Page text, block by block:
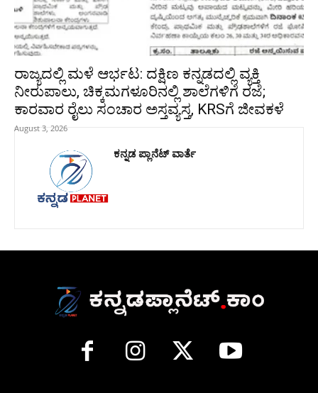
ರಾಜ್ಯದಲ್ಲಿ ಮಳೆ ಆರ್ಭಟ: ದಕ್ಷಿಣ ಕನ್ನಡದಲ್ಲಿ ವ್ಯಕ್ತಿ
ನೀರುಪಾಲು, ಚಿಕ್ಕಮಗಳೂರಿನಲ್ಲಿ ಶಾಲೆಗಳಿಗೆ ರಜೆ;
ಕಾರವಾರ ರೈಲು ಸಂಚಾರ ಅಸ್ತವ್ಯಸ್ತ, KRSಗೆ ಜೀವಕಳೆ
August 3, 2026
ಕನ್ನಡ ಪ್ಲಾನೆಟ್ ವಾರ್ತೆ